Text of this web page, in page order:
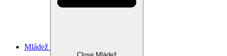
Mládež